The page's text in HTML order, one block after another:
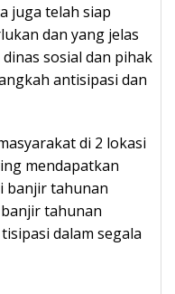
juga telah siap
dan yang jelas
sosial dan pihak
antisipasi dan
di 2 lokasi
mendapatkan
banjir tahunan
tahunan
dalam segala